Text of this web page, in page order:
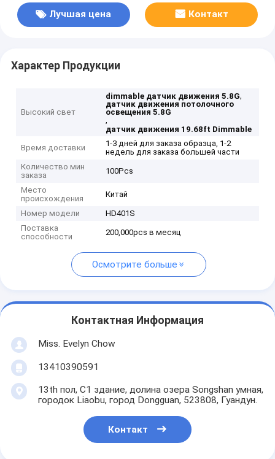
Лучшая цена Контакт
Характер Продукции
Высокий свет
dimmable датчик движения 5.8G,
датчик движения потолочного
освещения 5.8G
,
датчик движения 19.68ft Dimmable
Время доставки
1-3 дней для заказа образца, 1-2
недель для заказа большей части
Количество мин
заказа
100Pcs
Место
происхождения
Китай
Номер модели
HD401S
Поставка
способности
200,000pcs в месяц
Осмотрите больше
Контактная Информация
Miss. Evelyn Chow
13410390591
13th пол, C1 здание, долина озера Songshan умная,
городок Liaobu, город Dongguan, 523808, Гуандун.
Контакт